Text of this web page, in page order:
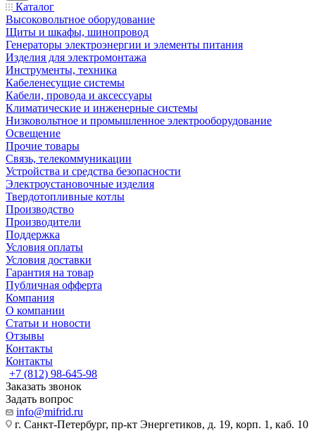
Каталог
Высоковольтное оборудование
Щиты и шкафы, шинопровод
Генераторы электроэнергии и элементы питания
Изделия для электромонтажа
Инструменты, техника
Кабеленесущие системы
Кабели, провода и аксессуары
Климатические и инженерные системы
Низковольтное и промышленное электрооборудование
Освещение
Прочие товары
Связь, телекоммуникации
Устройства и средства безопасности
Электроустановочные изделия
Твердотопливные котлы
Производство
Производители
Поддержка
Условия оплаты
Условия доставки
Гарантия на товар
Публичная офферта
Компания
О компании
Статьи и новости
Отзывы
Контакты
Контакты
+7 (812) 98-645-98
Заказать звонок
Задать вопрос
info@mifrid.ru
г. Санкт-Петербург, пр-кт Энергетиков, д. 19, корп. 1, каб. 10